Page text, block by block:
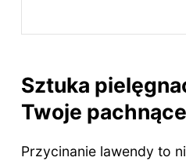
Sztuka
Twoje
Przycinanie lawendy to